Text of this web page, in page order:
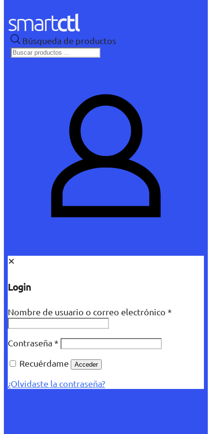
Búsqueda de productos
✕
Login
Nombre de usuario o correo electrónico *
Contraseña *
Recuérdame
Acceder
¿Olvidaste la contraseña?